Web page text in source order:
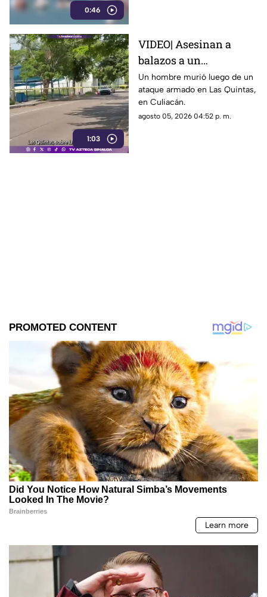
0:46
1:03
VIDEO| Asesinan a
balazos a un
automovilista en Las
Quintas, en Culiacán
Un hombre murió luego de un
ataque armado en Las Quintas,
en Culiacán.
agosto 05, 2026 04:52 p. m.